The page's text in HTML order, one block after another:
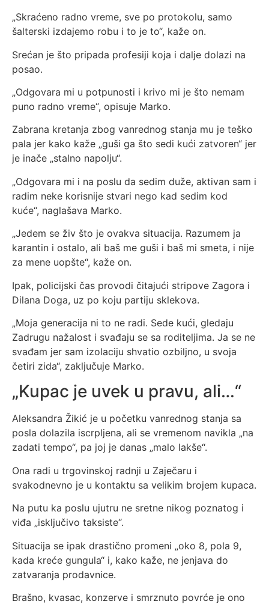
„Skraćeno radno vreme, sve po protokolu, samo
šalterski izdajemo robu i to je to“, kaže on.
Srećan je što pripada profesiji koja i dalje dolazi na
posao.
„Odgovara mi u potpunosti i krivo mi je što nemam
puno radno vreme“, opisuje Marko.
Zabrana kretanja zbog vanrednog stanja mu je teško
pala jer kako kaže „guši ga što sedi kući zatvoren“ jer
je inače „stalno napolju“.
„Odgovara mi i na poslu da sedim duže, aktivan sam i
radim neke korisnije stvari nego kad sedim kod
kuće“, naglašava Marko.
„Jedem se živ što je ovakva situacija. Razumem ja
karantin i ostalo, ali baš me guši i baš mi smeta, i nije
za mene uopšte“, kaže on.
Ipak, policijski čas provodi čitajući stripove Zagora i
Dilana Doga, uz po koju partiju sklekova.
„Moja generacija ni to ne radi. Sede kući, gledaju
Zadrugu nažalost i svađaju se sa roditeljima. Ja se ne
svađam jer sam izolaciju shvatio ozbiljno, u svoja
četiri zida“, zaključuje Marko.
„Kupac je uvek u pravu, ali…“
Aleksandra Žikić je u početku vanrednog stanja sa
posla dolazila iscrpljena, ali se vremenom navikla „na
zadati tempo“, pa joj je danas „malo lakše“.
Ona radi u trgovinskoj radnji u Zaječaru i
svakodnevno je u kontaktu sa velikim brojem kupaca.
Na putu ka poslu ujutru ne sretne nikog poznatog i
viđa „isključivo taksiste“.
Situacija se ipak drastično promeni „oko 8, pola 9,
kada kreće gungula“ i, kako kaže, ne jenjava do
zatvaranja prodavnice.
Brašno, kvasac, konzerve i smrznuto povrće je ono